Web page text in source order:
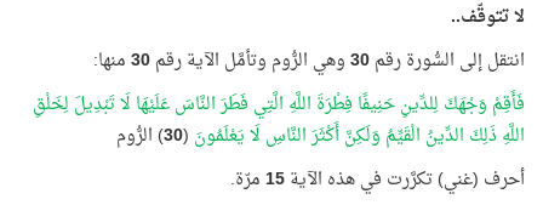
لا تتوقّف..
انتقل إلى السُّورة رقم30وهي الرُّوم وتأمَّل الآية رقم30منها:
فَأَقِمْ وَجْهَكَ لِلدِّينِ حَنِيفًا فِطْرَةَ اللَّهِ الَّتِي فَطَرَ النَّاسَ عَلَيْهَا لَا تَبْدِيلَ لِخَلْقِ
اللَّهِ ذَلِكَ الدِّينُ الْقَيِّمُ وَلَكِنَّ أَكْثَرَ النَّاسِ لَا يَعْلَمُونَ (
30) الرُّوم
أحرف (غني) تكرَّرت في هذه الآية15مرّة.